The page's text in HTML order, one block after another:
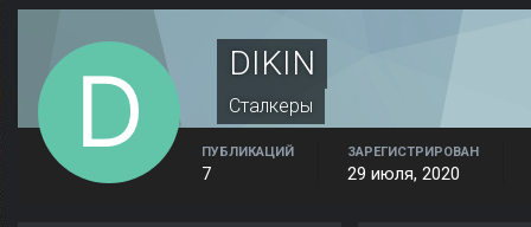
DIKIN
Сталкеры
ПУБЛИКАЦИЙ
7
ЗАРЕГИСТРИРОВАН
29 июля, 2020